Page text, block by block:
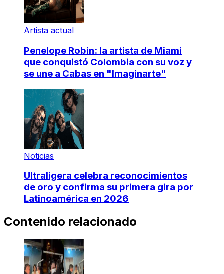
Artista actual
Penelope Robin: la artista de Miami
que conquistó Colombia con su voz y
se une a Cabas en "Imaginarte"
Noticias
Ultraligera celebra reconocimientos
de oro y confirma su primera gira por
Latinoamérica en 2026
Contenido relacionado